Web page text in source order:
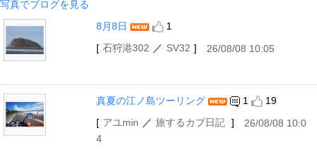
写真でブログを見る
8月8日
1
[ 石狩港302 ／ SV32 ] 26/08/08 10:05
真夏の江ノ島ツーリング 1
19
[ アユmin ／ 旅するカブ日記 ]
26/08/08 10:0
4